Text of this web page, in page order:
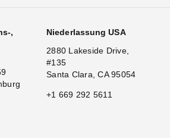
,
Niederlassung USA
2880 Lakeside Drive,
#135
Santa Clara, CA 95054
+1 669 292 5611